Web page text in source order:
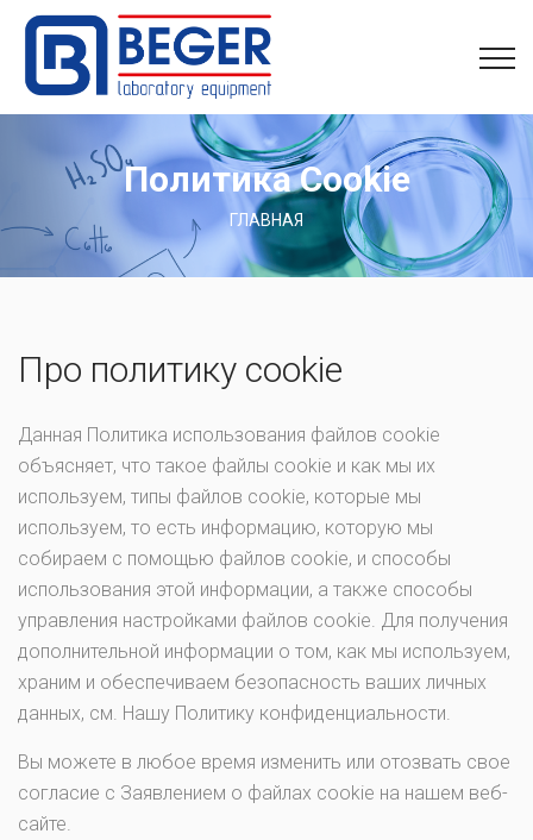
Политика Cookie
ГЛАВНАЯ
Про политику cookie
Данная Политика использования файлов cookie
объясняет, что такое файлы cookie и как мы их
используем, типы файлов cookie, которые мы
используем, то есть информацию, которую мы
собираем с помощью файлов cookie, и способы
использования этой информации, а также способы
управления настройками файлов cookie. Для получения
дополнительной информации о том, как мы используем,
храним и обеспечиваем безопасность ваших личных
данных, см. Нашу Политику конфиденциальности.
Вы можете в любое время изменить или отозвать свое
согласие с Заявлением о файлах cookie на нашем веб-
сайте.